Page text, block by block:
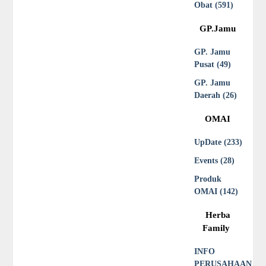
Obat (591)
GP.Jamu
GP. Jamu
Pusat (49)
GP. Jamu
Daerah (26)
OMAI
UpDate (233)
Events (28)
Produk
OMAI (142)
Herba
Family
INFO
PERUSAHAAN